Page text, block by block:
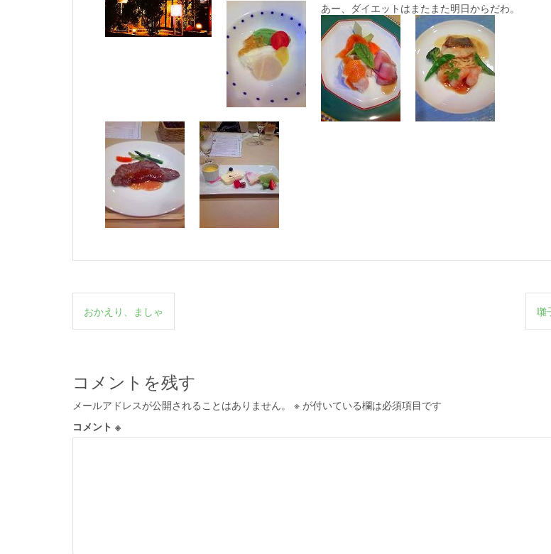
あー、ダイエットはまたまた明日からだわ。
投
稿
ビ
ゲ
ー
シ
おかえり、ましゃ 囃
コメントを残す
メールアドレスが公開されることはありません。 ※ が付いている欄は必須項目です
コメント ※